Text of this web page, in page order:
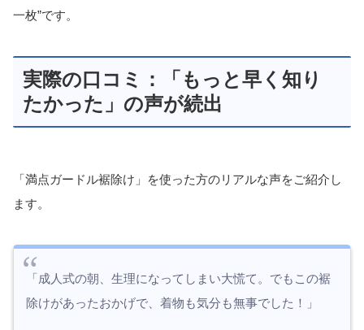
一枚”です。
実際の口コミ：「もっと早く知り
たかった」の声が続出
「満点ガードル裾除け」を使った方のリアルな声をご紹介し
ます。
「成人式の朝、生理になってしまい大慌て。でもこの裾
除けがあったおかげで、着物も気分も無事でした！」